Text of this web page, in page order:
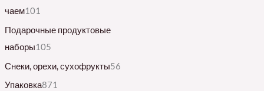
чаем101
Подарочные продуктовые
наборы105
Снеки, орехи, сухофрукты56
Упаковка871